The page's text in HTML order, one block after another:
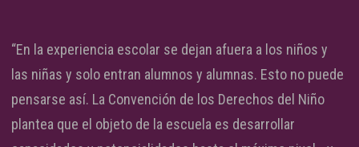
“En la experiencia escolar se dejan afuera a los niños y
las niñas y solo entran alumnos y alumnas. Esto no puede
pensarse así. La Convención de los Derechos del Niño
plantea que el objeto de la escuela es desarrollar